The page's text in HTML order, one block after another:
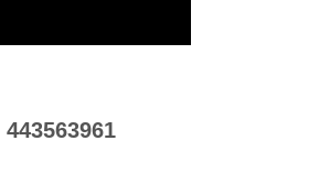
443563961